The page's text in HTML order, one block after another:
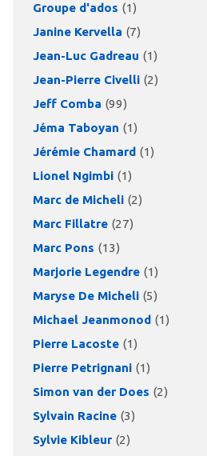
Groupe d'ados (1)
Janine Kervella (7)
Jean-Luc Gadreau (1)
Jean-Pierre Civelli(2)
Jeff Comba (99)
Jéma Taboyan (1)
Jérémie Chamard(1)
Lionel Ngimbi(1)
Marc de Micheli(2)
Marc Fillatre(27)
Marc Pons (13)
Marjorie Legendre(1)
Maryse De Micheli(5)
Michael Jeanmonod(1)
Pierre Lacoste(1)
Pierre Petrignani(1)
Simon van der Does (2)
Sylvain Racine(3)
Sylvie Kibleur(2)